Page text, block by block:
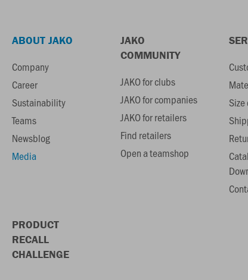
ABOUT JAKO
Company
Career
Sustainability
Teams
Newsblog
Media
JAKO
COMMUNITY
JAKO for clubs
JAKO for companies
JAKO for retailers
Find retailers
Open a teamshop
PRODUCT
RECALL
CHALLENGE